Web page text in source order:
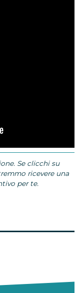
Se clicchi su
ricevere una
per te.